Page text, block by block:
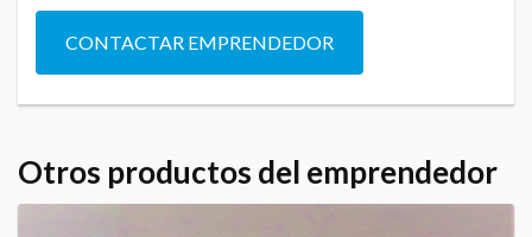
CONTACTAR EMPRENDEDOR
Otros productos del emprendedor